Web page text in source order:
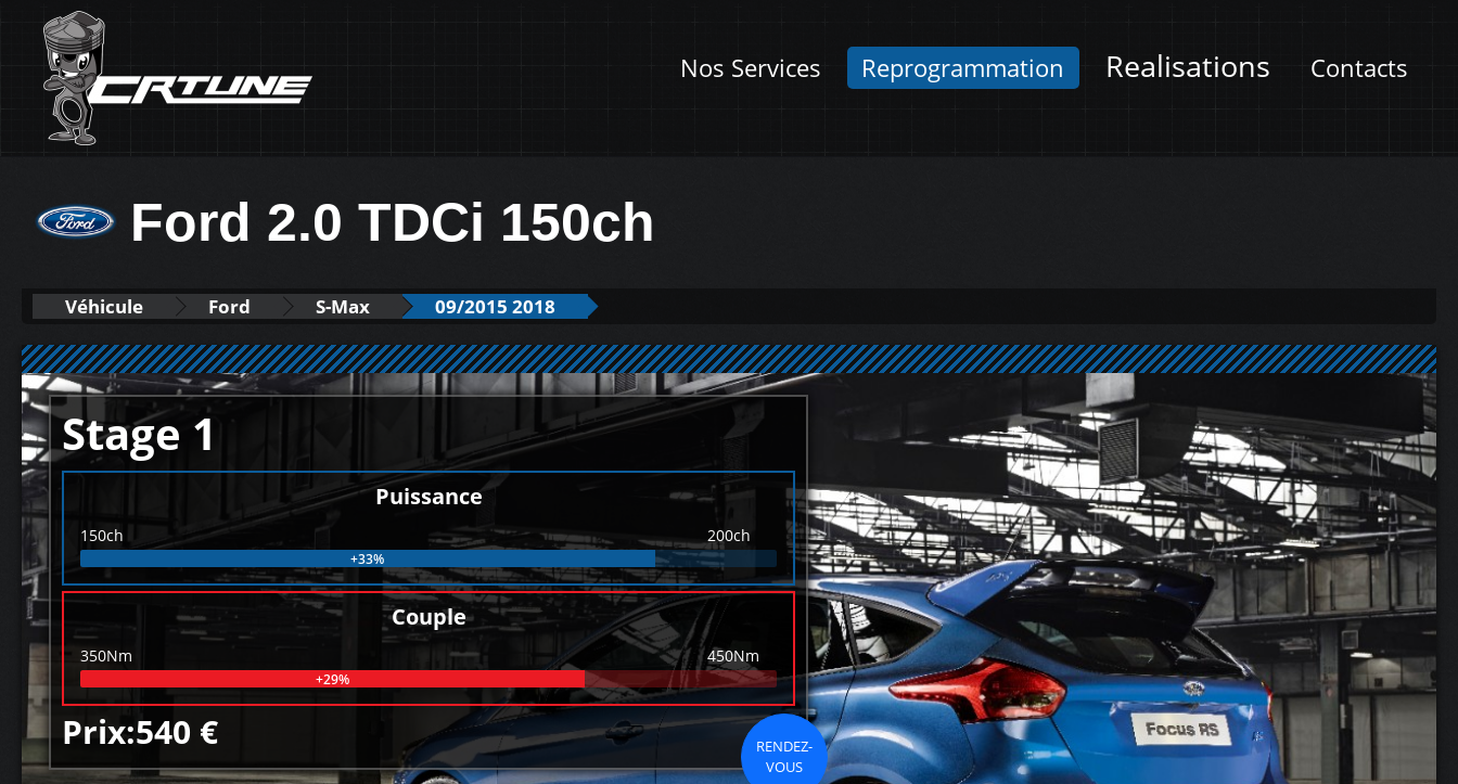
Nos Services Reprogrammation Realisations Contacts
Ford 2.0 TDCi 150ch
Véhicule Ford S-Max 09/2015 2018
Stage 1
Puissance
150ch 200ch
+33%
Couple
350Nm 450Nm
+29%
Prix:540 €
RENDEZ-
VOUS